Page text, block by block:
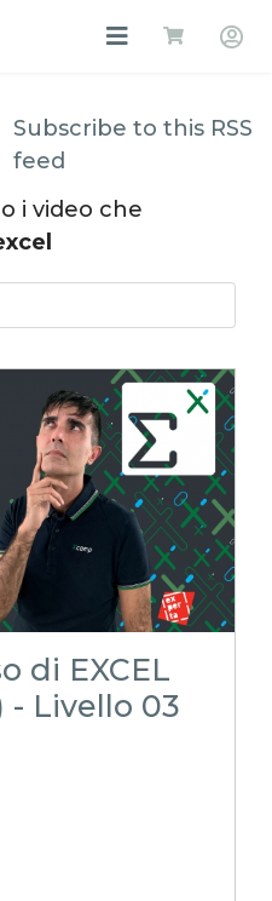
Subscribe to this RSS
feed
i video che
di EXCEL
- Livello 03